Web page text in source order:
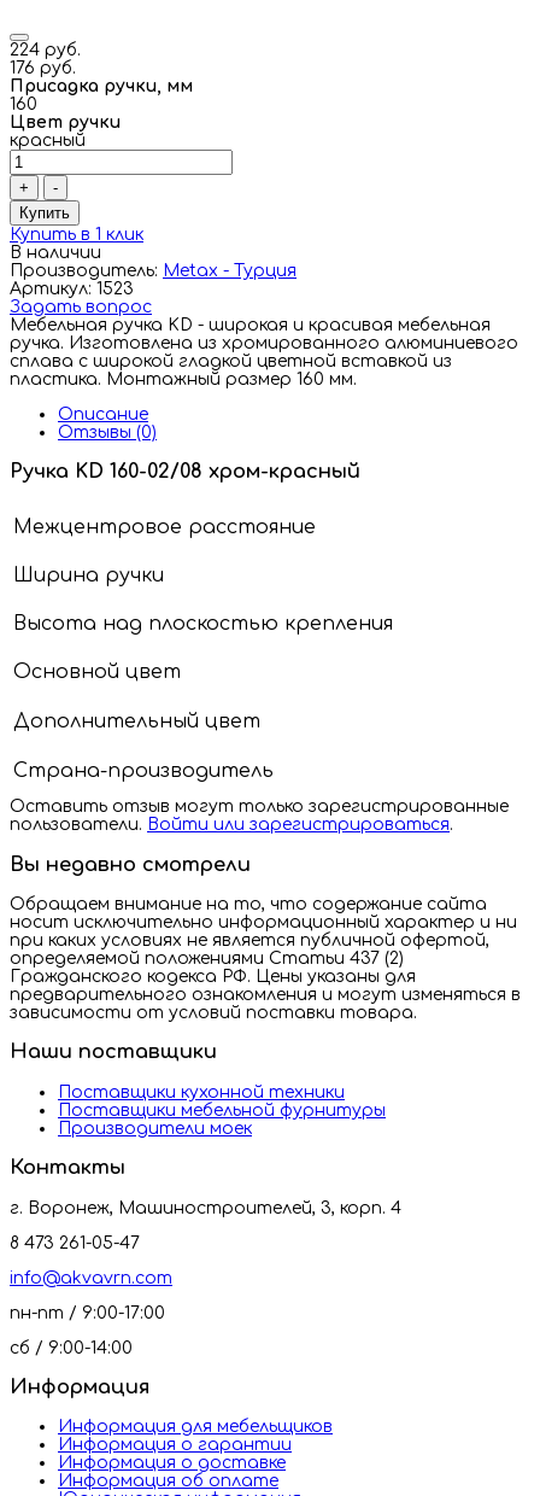
224 руб.
176 руб.
Присадка ручки, мм
160
Цвет ручки
красный
+
-
Купить
Купить в 1 клик
В наличии
Производитель: Metax - Турция
Артикул: 1523
Задать вопрос
Мебельная ручка KD - широкая и красивая мебельная
ручка. Изготовлена из хромированного алюминиевого
сплава с широкой гладкой цветной вставкой из
пластика. Монтажный размер 160 мм.
Описание
Отзывы (0)
Ручка KD 160-02/08 хром-красный
Межцентровое расстояние
Ширина ручки
Высота над плоскостью крепления
Основной цвет
Дополнительный цвет
Страна-производитель
Оставить отзыв могут только зарегистрированные
пользователи. Войти или зарегистрироваться.
Вы недавно смотрели
Обращаем внимание на то, что содержание сайта
носит исключительно информационный характер и ни
при каких условиях не является публичной офертой,
определяемой положениями Статьи 437 (2)
Гражданского кодекса РФ. Цены указаны для
предварительного ознакомления и могут изменяться в
зависимости от условий поставки товара.
Наши поставщики
Поставщики кухонной техники
Поставщики мебельной фурнитуры
Производители моек
Контакты
г. Воронеж, Машиностроителей, 3, корп. 4
8 473 261-05-47
info@akvavrn.com
пн-пт / 9:00-17:00
сб / 9:00-14:00
Информация
Информация для мебельщиков
Информация о гарантии
Информация о доставке
Информация об оплате